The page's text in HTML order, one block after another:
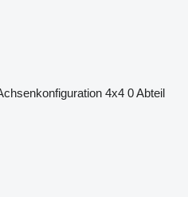
4x4 0 Abteil